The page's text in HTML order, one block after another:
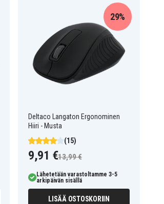
Deltaco Langaton Ergonominen
Hiiri - Musta
(15)
29%
9,91 €13,99 €
Lähetetään varastoltamme 3-5
arkipäivän sisällä
LISÄÄ OSTOSKORIIN